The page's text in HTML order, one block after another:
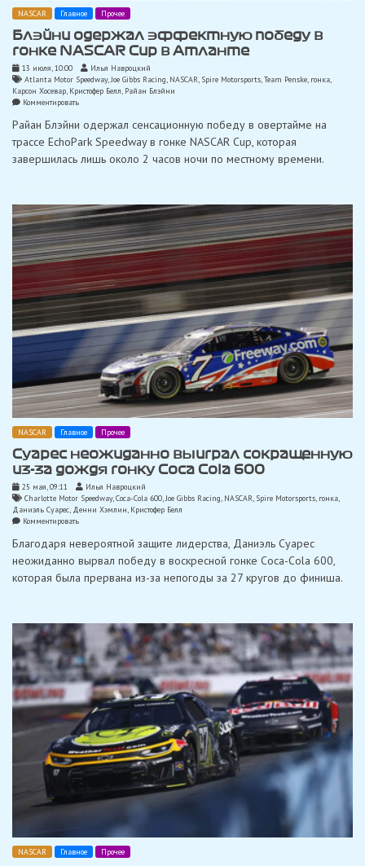
NASCAR Главное Прочее
Блэйни одержал эффектную победу в
гонке NASCAR Cup в Атланте
13 июля, 10:00
Илья Навроцкий
Atlanta Motor Speedway,Joe Gibbs Racing, NASCAR, Spire Motorsports,Team Penske, гонка
Карсон Хосевар, Кристофер Белл, Райан Блэйни
Комментироватьon
одержал
эффектную
победу
в
в
Атланте
Райан Блэйни одержал сенсационную победу в овертайме на
трассе EchoPark Speedway в гонке NASCAR Cup, которая
завершилась лишь около 2 часов ночи по местному времени.
NASCAR Главное Прочее
Суарес неожиданно выиграл сокращенную
из-за дождя гонку Coca Cola 600
25 мая, 09:11
Илья Навроцкий
Charlotte Motor Speedway,Coca-Cola 600,Joe Gibbs Racing, NASCAR, Spire Motorsports, гонка
Даниэль Суарес, Денни Хэмлин, Кристофер Белл
Комментироватьon
неожиданно
сокращенную
из-
Coca
Cola
600
Благодаря невероятной защите лидерства, Даниэль Суарес
неожиданно вырвал победу в воскресной гонке Coca-Cola 600,
которая была прервана из-за непогоды за 27 кругов до финиша.
NASCAR Главное Прочее